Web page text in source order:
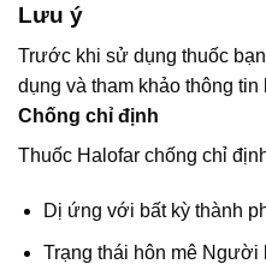
Lưu ý
Trước khi sử dụng thuốc
dụng và tham khảo thông
Chống chỉ định
Thuốc Halofar chống chỉ
Dị ứng với bất kỳ thành
Trạng thái hôn mê Người